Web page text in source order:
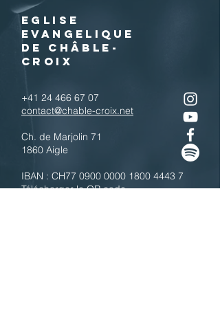
EGLISE
EVANGELIQUE
DE CHÂBLE-
CROIX
+41 24 466 67 07
contact@chable-croix.net
Ch. de Marjolin 71
1860 Aigle
IBAN : CH77 0900 0000 1800 4443 7
Télécharger le QR code